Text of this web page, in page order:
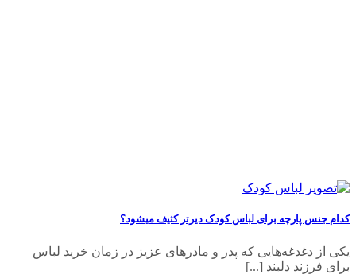
کدام جنس پارچه برای لباس کودک دیرتر کثیف میشود؟
یکی از دغدغه‌هایی که پدر و مادرهای عزیز در زمان خرید لباس
برای فرزند دلبند [...]